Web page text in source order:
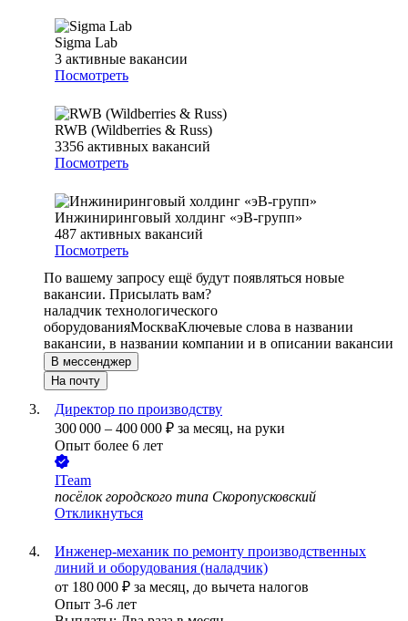
Sigma Lab
3 активные вакансии
Посмотреть
RWB (Wildberries & Russ)
3356 активных вакансий
Посмотреть
Инжиниринговый холдинг «эВ-групп»
487 активных вакансий
Посмотреть
По вашему запросу ещё будут появляться новые
вакансии. Присылать вам?
наладчик технологического
оборудованияМоскваКлючевые слова в названии
вакансии, в названии компании и в описании вакансии
В мессенджер
На почту
Директор по производству
300 000 – 400 000 ₽ за месяц, на руки
Опыт более 6 лет
ITeam
посёлок городского типа Скоропусковский
Откликнуться
Инженер-механик по ремонту производственных
линий и оборудования (наладчик)
от 180 000 ₽ за месяц, до вычета налогов
Опыт 3-6 лет